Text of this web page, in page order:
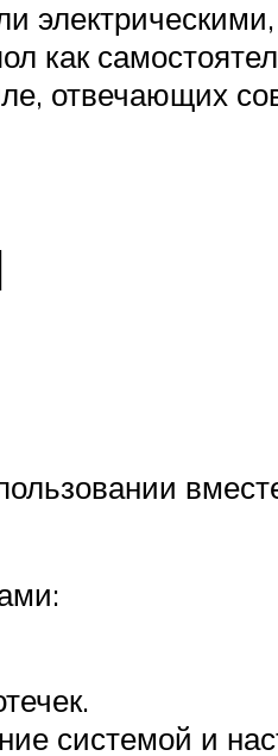
как
отвечающих
системой и